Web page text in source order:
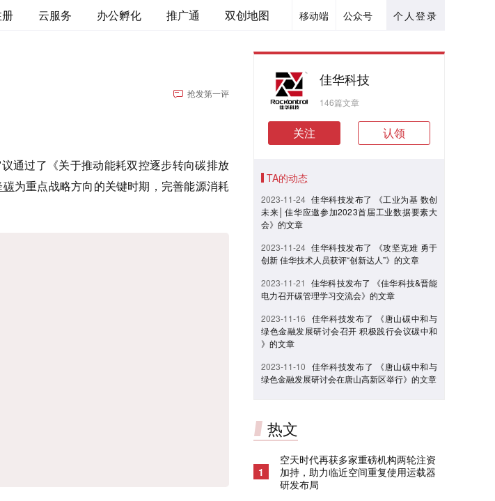
个人登录
公众号
移动端
云服务 办公孵化 推广通 双创地图
抢发第一评
通过了《关于推动能耗双控逐步转向碳排放
碳为重点战略方向的关键时期，完善能源消耗
佳华科技
146篇文章
关注 认领
TA的动态
2023-11-24 佳华科技发布了 《工业为基 数创
未来│佳华应邀参加2023首届工业数据要素大
会》的文章
2023-11-24 佳华科技发布了 《攻坚克难 勇于
创新 佳华技术人员获评“创新达人”》的文章
2023-11-21
佳华科技发布了 《佳华科技&晋能
电力召开碳管理学习交流会》的文章
2023-11-16 佳华科技发布了 《唐山碳中和与
绿色金融发展研讨会召开 积极践行会议碳中和
》的文章
2023-11-10 佳华科技发布了 《唐山碳中和与
绿色金融发展研讨会在唐山高新区举行》的文章
热文
1
空天时代再获多家重磅机构两轮注资
加持，助力临近空间重复使用运载器
研发布局